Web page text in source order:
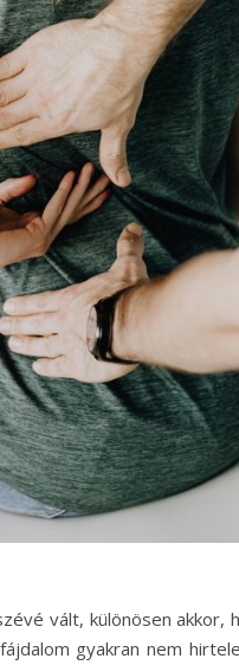
vált, különösen akkor,
gyakran nem